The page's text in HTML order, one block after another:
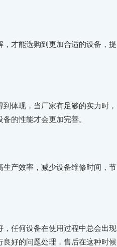
才能选购到更加合适的设备，提
体现，当厂家有足够的实力时，
的性能才会更加完善。
产效率，减少设备维修时间，节
任何设备在使用过程中总会出现
好的问题处理，售后在这种时候